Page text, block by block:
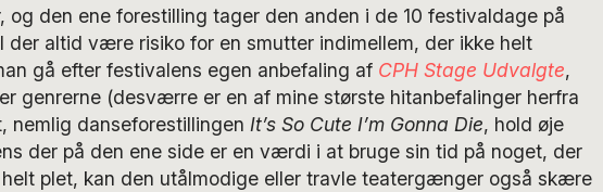
og den ene forestilling tager den anden i de 10 festivaldage på
der altid være risiko for en smutter indimellem, der ikke helt
gå efter festivalens egen anbefaling af CPH Stage Udvalgte,
genrerne (desværre er en af mine største hitanbefalinger herfra
nemlig danseforestillingen It’s So Cute I’m Gonna Die, hold øje
der på den ene side er en værdi i at bruge sin tid på noget, der
helt plet, kan den utålmodige eller travle teatergænger også skære